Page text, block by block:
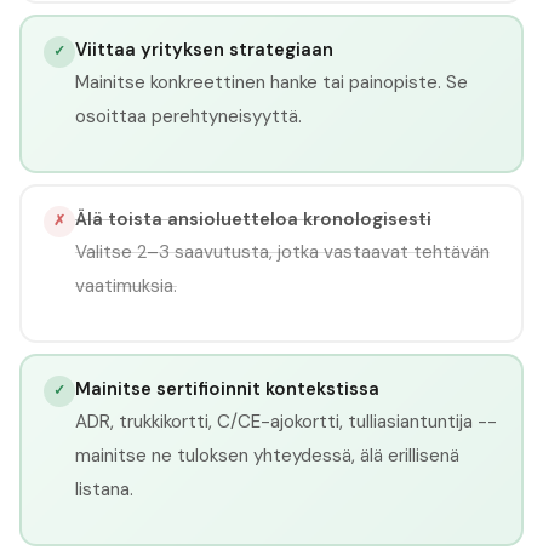
✓ Viittaa yrityksen strategiaan
Mainitse konkreettinen hanke tai painopiste. Se
osoittaa perehtyneisyyttä.
✗ Älä toista ansioluetteloa kronologisesti
Valitse 2–3 saavutusta, jotka vastaavat tehtävän
vaatimuksia.
✓ Mainitse sertifioinnit kontekstissa
ADR, trukkikortti, C/CE-ajokortti, tulliasiantuntija --
mainitse ne tuloksen yhteydessä, älä erillisenä
listana.